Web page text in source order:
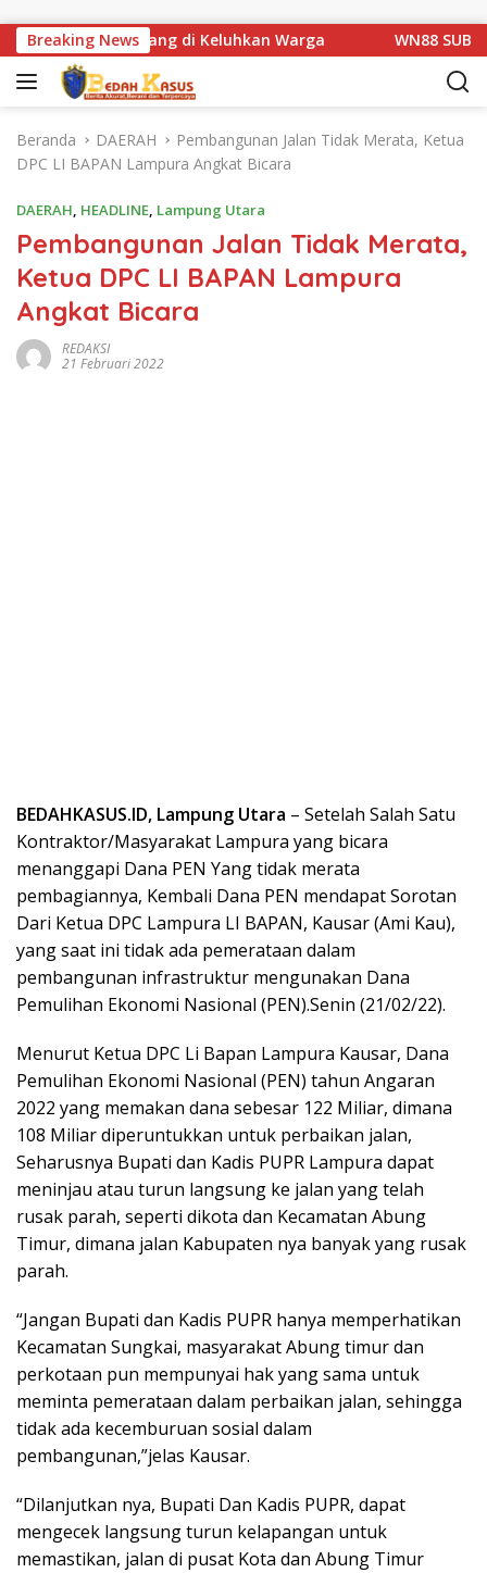
Breaking News
Km 1 Basarang di Keluhkan Warga WN88 SUB
Beranda DAERAH
Pembangunan Jalan Tidak Merata, Ketua
DPC LI BAPAN Lampura Angkat Bicara
DAERAH, HEADLINE, Lampung Utara
Pembangunan Jalan Tidak Merata,
Ketua DPC LI BAPAN Lampura
Angkat Bicara
REDAKSI
21 Februari 2022
BEDAHKASUS.ID, Lampung Utara – Setelah Salah Satu
Kontraktor/Masyarakat Lampura yang bicara
menanggapi Dana PEN Yang tidak merata
pembagiannya, Kembali Dana PEN mendapat Sorotan
Dari Ketua DPC Lampura LI BAPAN, Kausar (Ami Kau),
yang saat ini tidak ada pemerataan dalam
pembangunan infrastruktur mengunakan Dana
Pemulihan Ekonomi Nasional (PEN).Senin (21/02/22).
Menurut Ketua DPC Li Bapan Lampura Kausar, Dana
Pemulihan Ekonomi Nasional (PEN) tahun Angaran
2022 yang memakan dana sebesar 122 Miliar, dimana
108 Miliar diperuntukkan untuk perbaikan jalan,
Seharusnya Bupati dan Kadis PUPR Lampura dapat
meninjau atau turun langsung ke jalan yang telah
rusak parah, seperti dikota dan Kecamatan Abung
Timur, dimana jalan Kabupaten nya banyak yang rusak
parah.
“Jangan Bupati dan Kadis PUPR hanya memperhatikan
Kecamatan Sungkai, masyarakat Abung timur dan
perkotaan pun mempunyai hak yang sama untuk
meminta pemerataan dalam perbaikan jalan, sehingga
tidak ada kecemburuan sosial dalam
pembangunan,”jelas Kausar.
“Dilanjutkan nya, Bupati Dan Kadis PUPR, dapat
mengecek langsung turun kelapangan untuk
memastikan, jalan di pusat Kota dan Abung Timur